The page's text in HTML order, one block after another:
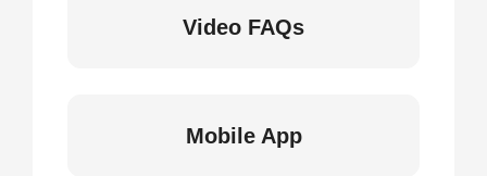
Video FAQs
Mobile App